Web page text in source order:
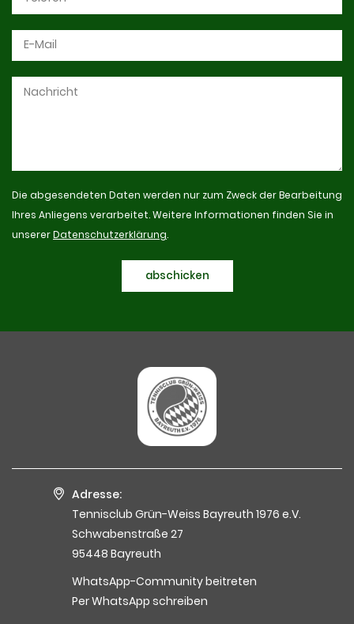
Die abgesendeten Daten werden nur zum Zweck der Bearbeitung
Ihres Anliegens verarbeitet. Weitere Informationen finden Sie in
unsererDatenschutzerklärung.
abschicken
Adresse:
Tennisclub Grün-Weiss Bayreuth 1976 e.V.
Schwabenstraße 27
95448 Bayreuth
WhatsApp-Community beitreten
Per WhatsApp schreiben